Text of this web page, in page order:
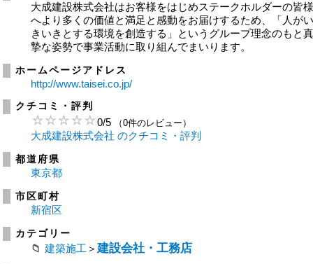
大成建設株式会社はお客様をはじめステークホルダーの皆
へより多くの価値と満足と感動をお届けするため、「人が
きいきとする環境を創造する」というグループ理念のもと
摯な姿勢で事業活動に取り組んでまいります。
ホームページアドレス
http://www.taisei.co.jp/
クチコミ・評判
0/5 （0件のレビュー）
大成建設株式会社 のクチコミ・評判
都道府県
東京都
市区町村
新宿区
カテゴリー
建築施工 ＞ 建設会社・工務店